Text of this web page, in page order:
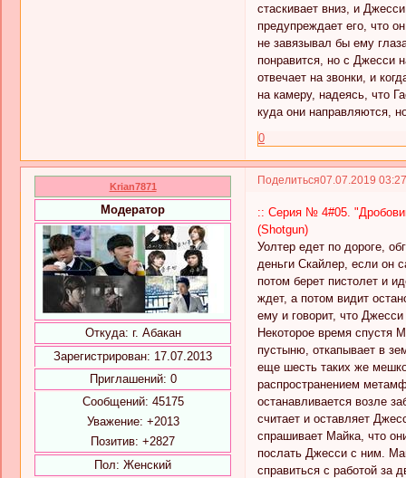
стаскивает вниз, и
предупреждает его, что
не завязывал бы ему
понравится, но с Джесси
отвечает на звонки, и
на камеру, надеясь, что
куда они направляются,
0
Поделиться07.07.2019
Krian7871
Модератор
Откуда: г. Абакан
Зарегистрирован: 17.07.2013
Приглашений: 0
Сообщений: 45175
Уважение: +2013
Позитив: +2827
Пол: Женский
:: Серия № 4#05.
(Shotgun)
Уолтер едет по дороге,
деньги Скайлер, если он
потом берет пистолет и
ждет, а потом видит
ему и говорит, что
Некоторое время спустя
пустыню, откапывает в
еще шесть таких же
распространением
останавливается возле
считает и оставляет
спрашивает Майка, что
послать Джесси с ним.
справиться с работой за